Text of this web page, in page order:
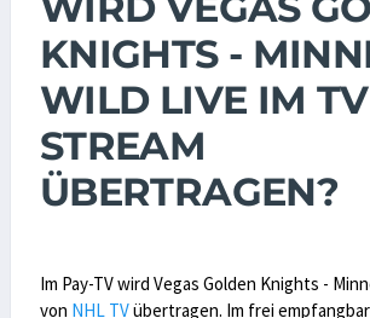
KNIGHTS -
WILD LIVE IM
STREAM
ÜBERTRAGEN?
Im Pay-TV wird Vegas Golden Knights -
von NHL TVübertragen. Im frei